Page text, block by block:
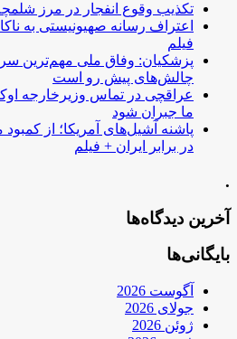
تکذیب وقوع انفجار در مرز
اعتراف رسانه صهیونیستی به
فیلم
پزشکیان: وفاق ملی مهم‌ترین
چالش‌های پیش رو است
عراقچی در تماس وزیرخارجه
ما جبران شود
پاشنه آشیل‌های آمریکا؛ از
در برابر ایران + فیلم
.
آخرین دیدگاه‌ها
بایگانی‌ها
آگوست 2026
جولای 2026
ژوئن 2026